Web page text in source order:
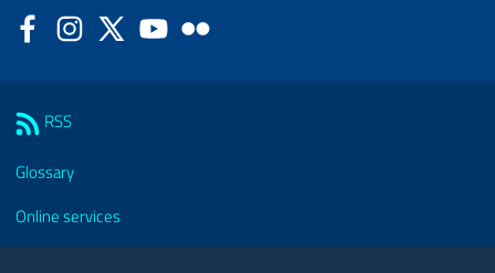
FacebookInstagram
Twitter YouTube
RSS
Glossary
Online services